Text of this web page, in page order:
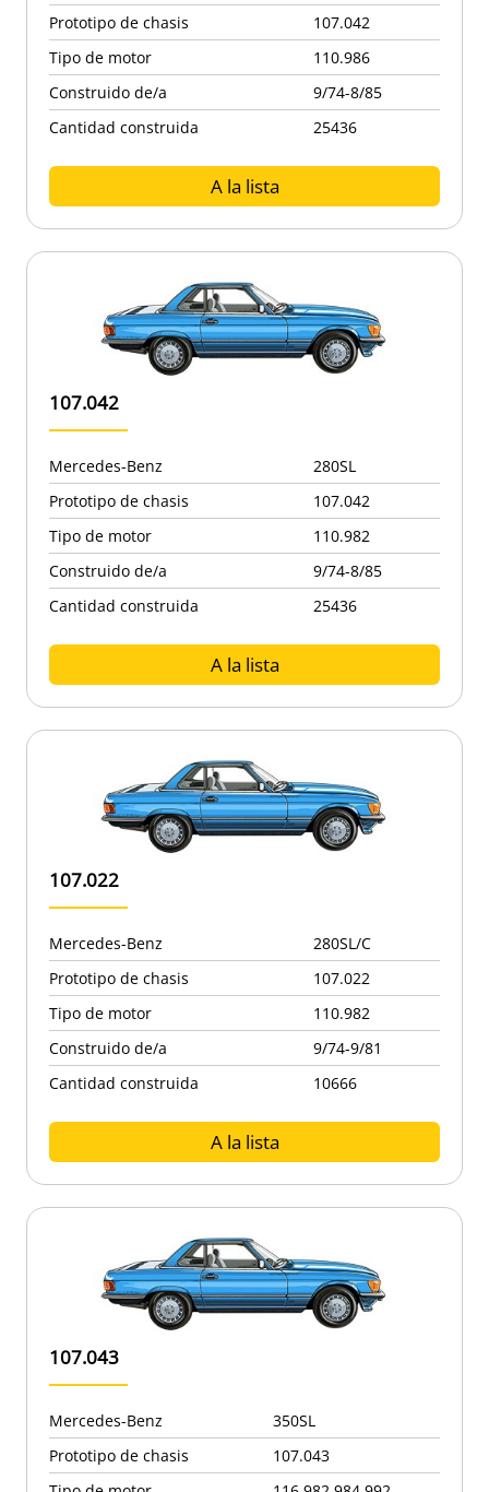
Prototipo de chasis
107.042
Tipo de motor
110.986
Construido de/a
9/74-8/85
Cantidad construida
25436
A la lista
107.042
Mercedes-Benz
280SL
Prototipo de chasis
107.042
Tipo de motor
110.982
Construido de/a
9/74-8/85
Cantidad construida
25436
A la lista
107.022
Mercedes-Benz
280SL/C
Prototipo de chasis
107.022
Tipo de motor
110.982
Construido de/a
9/74-9/81
Cantidad construida
10666
A la lista
107.043
Mercedes-Benz
350SL
Prototipo de chasis
107.043